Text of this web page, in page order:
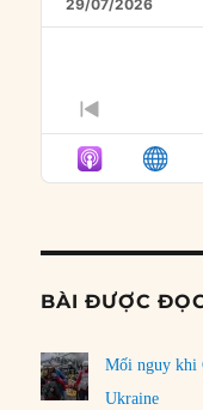
29/07/2026
EPISODE
BÀI ĐƯỢC
Mối nguy khi
Ukraine